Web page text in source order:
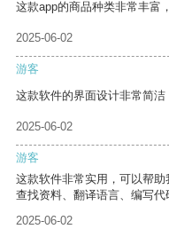
这款app的商品种类非常丰富
2025-06-02
游客
这款软件的界面设计非常简洁
2025-06-02
游客
这款软件非常实用，可以帮
查找资料、翻译语言、编写代
2025-06-02